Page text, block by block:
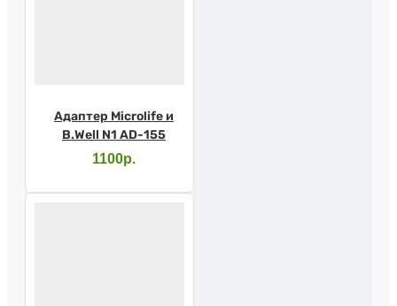
Адаптер Microlife и
B.Well N1 AD-155
1100р.